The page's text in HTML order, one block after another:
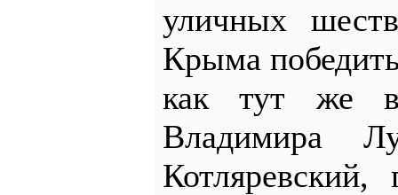
уличных
Крыма
как тут же в
Владимира
Котляревский,